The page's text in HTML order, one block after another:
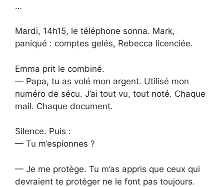
…
Mardi, 14h15, le téléphone sonna. Mark,
paniqué : comptes gelés, Rebecca licenciée.
Emma prit le combiné.
— Papa, tu as volé mon argent. Utilisé mon
numéro de sécu. J’ai tout vu, tout noté. Chaque
mail. Chaque document.
Silence. Puis :
— Tu m’espionnes ?
— Je me protège. Tu m’as appris que ceux qui
devraient te protéger ne le font pas toujours.